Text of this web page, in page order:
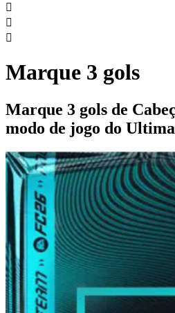



Marque 3 gols
Marque 3 gols de
modo de jogo do